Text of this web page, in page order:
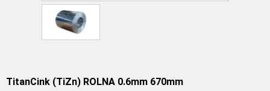
TitanCink (TiZn) ROLNA 0.6mm 670mm